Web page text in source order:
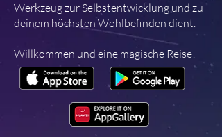
Werkzeug zur Selbstentwicklung und zu
deinem höchsten Wohlbefinden dient.
Willkommen und eine magische Reise!